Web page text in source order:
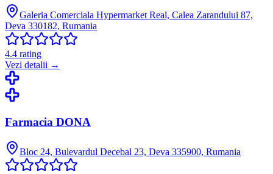
Galeria Comerciala Hypermarket Real, Calea Zarandului 87,
Deva 330182, Rumania
4.4 rating
Vezi detalii →
Farmacia DONA
Bloc 24, Bulevardul Decebal 23, Deva 335900, Rumania